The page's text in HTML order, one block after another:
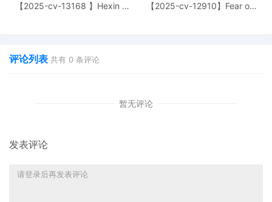
【2025-cv-13168 】Hexin 塑
【2025-cv-12910】Fear of
评论列表 共有 0 条评论
暂无评论
发表评论